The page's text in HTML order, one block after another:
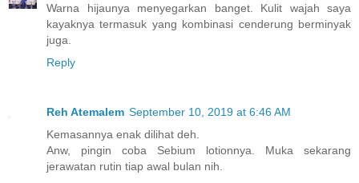
Warna hijaunya menyegarkan banget. Kulit wajah saya
kayaknya termasuk yang kombinasi cenderung berminyak
juga.
Reply
Reh Atemalem September 10, 2019 at 6:46 AM
Kemasannya enak dilihat deh.
Anw, pingin coba Sebium lotionnya. Muka sekarang
jerawatan rutin tiap awal bulan nih.